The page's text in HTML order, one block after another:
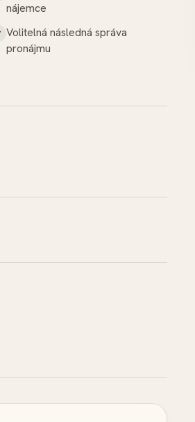
nájemce
Volitelná následná správa
pronájmu